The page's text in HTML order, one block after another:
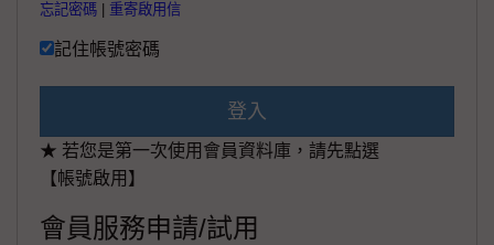
忘記密碼 重寄啟用信
記住帳號密碼
登入
★ 若您是第一次使用會員資料庫，請先點選
【帳號啟用】
會員服務申請/試用